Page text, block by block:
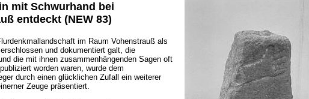
mit Schwurhand bei
entdeckt (NEW 83)
im Raum Vohenstrauß als
und dokumentiert galt, die
die mit ihnen zusammenhängenden Sagen oft
worden waren, wurde dem
durch einen glücklichen Zufall ein weiterer
Zeuge präsentiert.